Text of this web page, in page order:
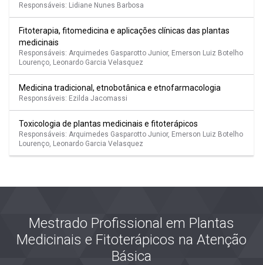
Responsáveis: Lidiane Nunes Barbosa
Fitoterapia, fitomedicina e aplicações clínicas das plantas
medicinais
Responsáveis: Arquimedes Gasparotto Junior, Emerson Luiz Botelho
Lourenço, Leonardo Garcia Velasquez
Medicina tradicional, etnobotânica e etnofarmacologia
Responsáveis: Ezilda Jacomassi
Toxicologia de plantas medicinais e fitoterápicos
Responsáveis: Arquimedes Gasparotto Junior, Emerson Luiz Botelho
Lourenço, Leonardo Garcia Velasquez
Mestrado Profissional em Plantas
Medicinais e Fitoterápicos na Atenção
Básica